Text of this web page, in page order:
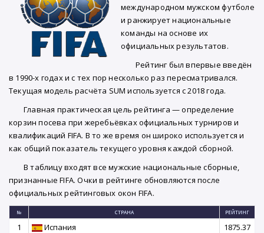
международном мужском футболе
и ранжирует национальные
команды на основе их
официальных результатов.
Рейтинг был впервые введён
в 1990-х годах и с тех пор несколько раз пересматривался.
Текущая модель расчёта SUM используется с 2018 года.
Главная практическая цель рейтинга — определение
корзин посева при жеребьёвках официальных турниров и
квалификаций FIFA. В то же время он широко используется и
как общий показатель текущего уровня каждой сборной.
В таблицу входят все мужские национальные сборные,
признанные FIFA. Очки в рейтинге обновляются после
официальных рейтинговых окон FIFA.
№ СТРАНА РЕЙТИНГ
1 Испания
1875.37